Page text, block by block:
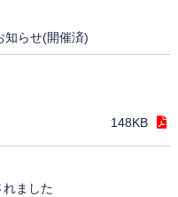
知らせ(開催済)
148KB
ました